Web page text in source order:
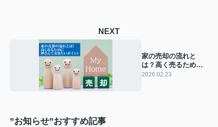
NEXT
家の売却の流れと
は？高く売るために
押さえておきたいポ
2026.02.23
”お知らせ”おすすめ記事